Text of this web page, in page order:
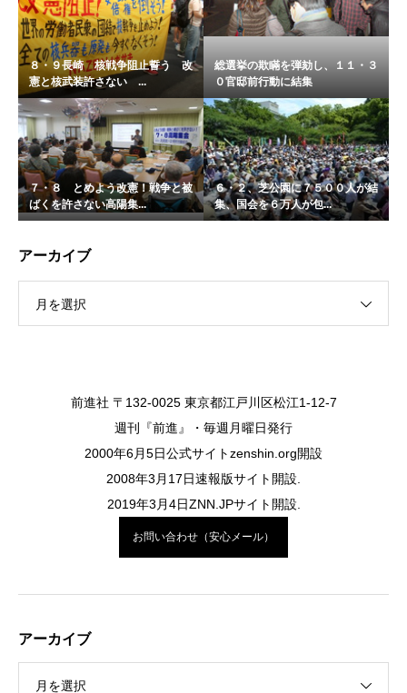
８・９長崎 核戦争阻止誓う 改
憲と核武装許さない ...
総選挙の欺瞞を弾劾し、１１・３
０官邸前行動に結集
７・８ とめよう改憲！戦争と被
ばくを許さない高陽集...
６・２、芝公園に７５００人が結
集、国会を６万人が包...
アーカイブ
月を選択
前進社 〒132-0025 東京都江戸川区松江1-12-7
週刊『前進』・毎週月曜日発行
2000年6月5日公式サイトzenshin.org開設
2008年3月17日速報版サイト開設.
2019年3月4日ZNN.JPサイト開設.
お問い合わせ（安心メール）
アーカイブ
月を選択